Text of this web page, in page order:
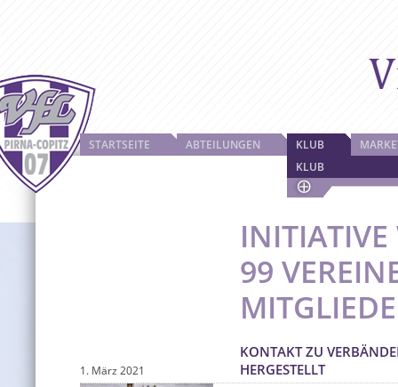
STARTSEITE ABTEILUNGEN
KLUB
KLUB
99
KONTAKT ZU
HERGESTELLT
1. März 2021